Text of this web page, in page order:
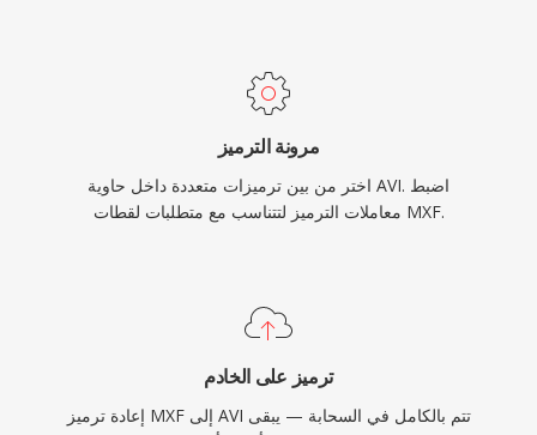
مرونة الترميز
اختر من بين ترميزات متعددة داخل حاوية AVI. اضبط
معاملات الترميز لتتناسب مع متطلبات لقطات MXF.
ترميز على الخادم
إعادة ترميز MXF إلى AVI تتم بالكامل في السحابة — يبقى